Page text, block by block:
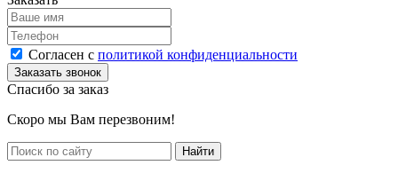
Согласен с политикой конфиденциальности
Спасибо за заказ
Скоро мы Вам перезвоним!